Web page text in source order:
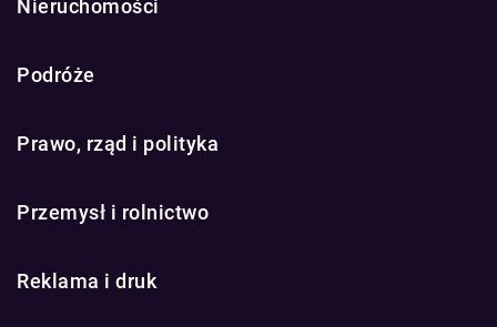
Nieruchomości
Podróże
Prawo, rząd i polityka
Przemysł i rolnictwo
Reklama i druk